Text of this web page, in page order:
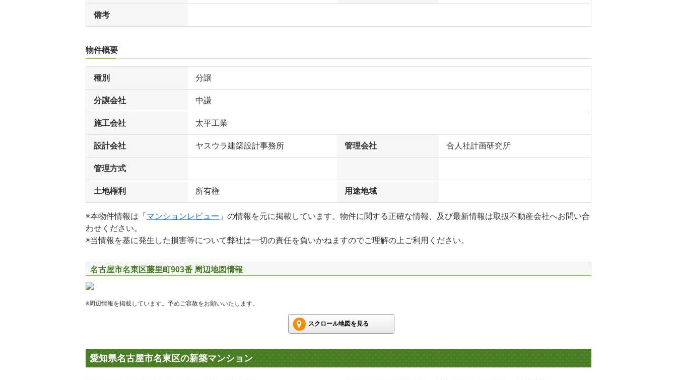
備考
物件概要
種別 分譲
分譲会社 中謙
施工会社 太平工業
設計会社 ヤスウラ建築設計事務所 管理会社 合人社計画研究所
管理方式
土地権利 所有権 用途地域
※本物件情報は「 マンションレビュー 」の情報を元に掲載しています。物件に関する正確な情報、及び最新情報は取扱不動産会社へお問い合
わせください。
※当情報を基に発生した損害等について弊社は一切の責任を負いかねますのでご理解の上ご利用ください。
名古屋市名東区藤里町903番 周辺地図情報
※周辺情報を掲載しています。予めご容赦をお願いいたします。
スクロール地図を見る
愛知県名古屋市名東区の新築マンション